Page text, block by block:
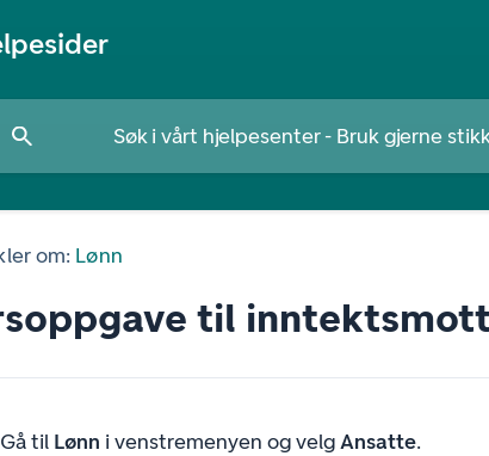
om: Lønn
til
Gå til Lønn i venstremenyen og velgAnsatte.